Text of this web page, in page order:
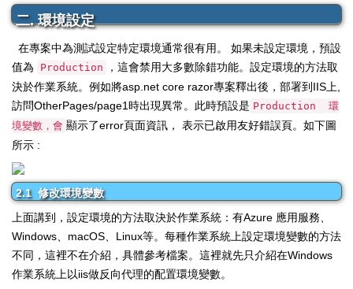
二. 環境設定
在專案中為測試設定特定環境通常很有用。
如果未設定環境，預設
值為
Production ，這會禁用大多數除錯功能。 設定環境的方法取
決於作業系統。 例如將asp.net core razor專案釋出後，部署到IIS上,
訪問OtherPages/page1時出現異常。此時預設是 Production
環
境變數，會 顯示了error頁面資訊， 表示已啟用友好錯誤頁。如下圖
所示 :
2.1 修改環境變數
上面講到，設定環境的方法取決於作業系統：有Azure 應用服務、
Windows、macOS、Linux等。每種作業系統上設定環境變數的方法
不同，這裡不在介紹，具體參考檔案。這裡就先只介紹在Windows
作業系統上以iis做反向代理的配置環境變數。